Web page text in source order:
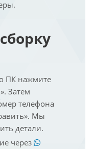
ПК нажмите
Затем
телефона
Мы
детали.
через